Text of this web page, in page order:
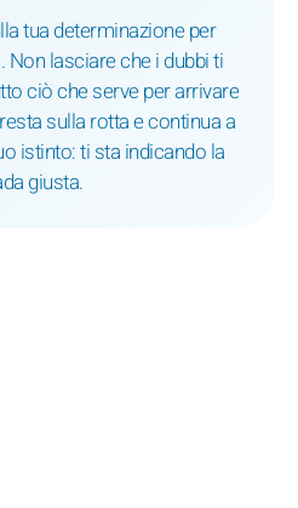
tua determinazione per
lasciare che i dubbi ti
ciò che serve per arrivare
sulla rotta e continua a
istinto: ti sta indicando la
giusta.